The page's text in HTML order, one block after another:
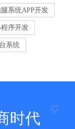
腿系统APP开发
序开发
系统
时代